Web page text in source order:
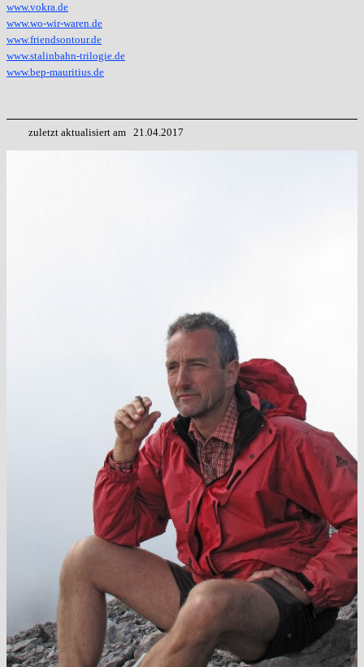
www.vokra.de
www.wo-wir-waren.de
www.friendsontour.de
www.stalinbahn-trilogie.de
www.bep-mauritius.de
zuletzt aktualisiert am 21.04.2017